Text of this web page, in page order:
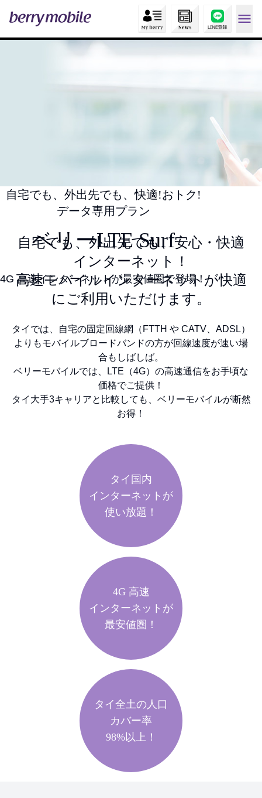
自宅でも、外出先でも、快適!おトク!
データ専用プラン
ベリーLTE Surf
4G 高速インターネットが最安値圏で登場！
自宅でも、外出先でも、安心・快適
インターネット！
高速モバイルインターネットが快適
にご利用いただけます。
タイでは、自宅の固定回線網（FTTH や CATV、ADSL）
よりもモバイルブロードバンドの方が回線速度が速い場
合もしばしば。
ベリーモバイルでは、LTE（4G）の高速通信をお手頃な
価格でご提供！
タイ大手3キャリアと比較しても、ベリーモバイルが断然
お得！
タイ国内
インターネットが
使い放題！
4G 高速
インターネットが
最安値圏！
タイ全土の人口
カバー率
98%以上！